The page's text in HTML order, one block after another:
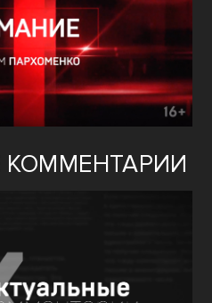
КОММЕНТАРИИ